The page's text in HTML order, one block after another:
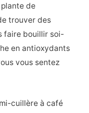
de
trouver des
faire bouillir soi-
en antioxydants
vous sentez
cuillère à café